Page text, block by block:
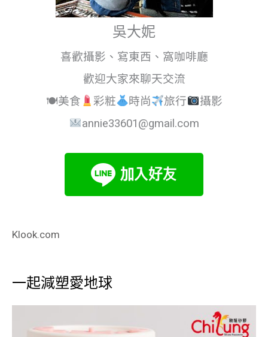
吳大妮
喜歡攝影、寫東西、窩咖啡廳
歡迎大家來聊天交流
🍽美食
彩粧 時尚 旅行
攝影
annie33601@gmail.com
Klook.com
一起減塑愛地球